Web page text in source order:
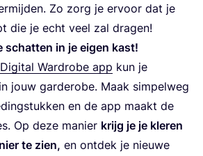
Zo zorg je ervoor dat je
die je echt veel zal dragen!
schat­ten in je eigen kast!
Ward­ro­be app kun je
jouw gar­de­ro­be. Maak sim­pel­weg
en de app maakt de
Op deze manier krijg je je kle­ren
te zien, en ont­dek je nieu­we